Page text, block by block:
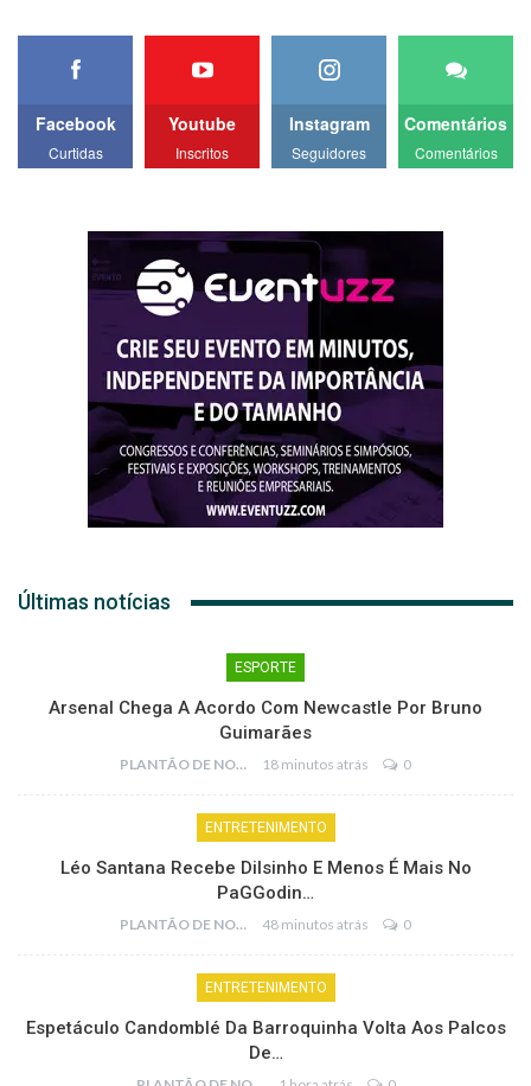
Facebook
Curtidas
Youtube
Inscritos
Instagram
Seguidores
Comentários
Comentários
Últimas notícias
ESPORTE
Arsenal Chega A Acordo Com Newcastle Por Bruno
Guimarães
PLANTÃO DE NOTÍCIAS 18 minutos atrás 0
ENTRETENIMENTO
Léo Santana Recebe Dilsinho E Menos É Mais No
PaGGodin…
PLANTÃO DE NOTÍCIAS 48 minutos atrás 0
ENTRETENIMENTO
Espetáculo Candomblé Da Barroquinha Volta Aos Palcos
De…